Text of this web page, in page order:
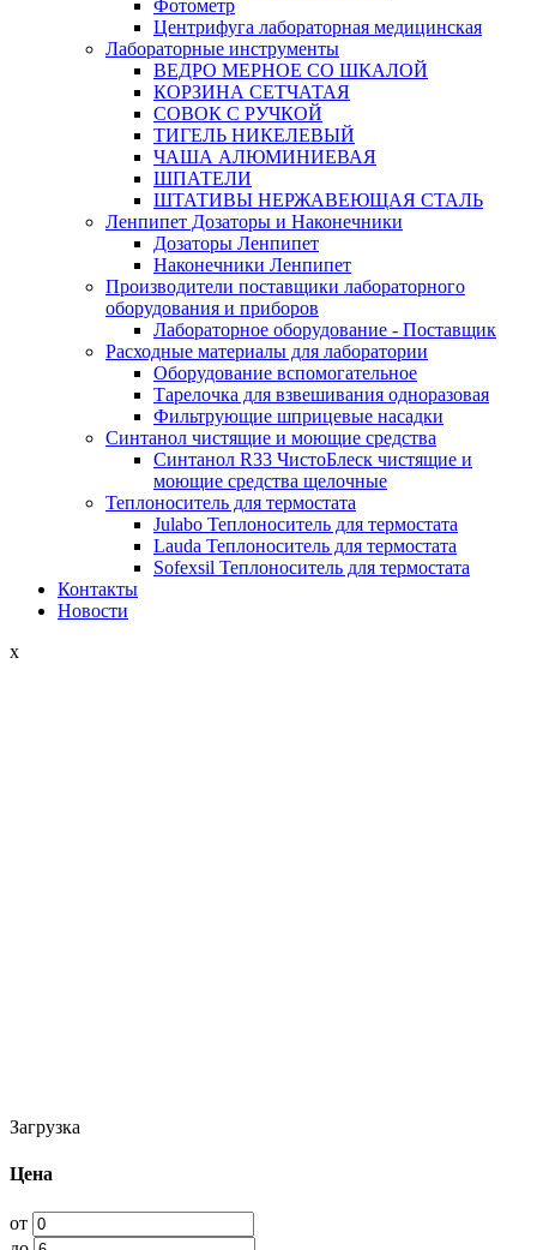
Фотометр
Центрифуга лабораторная медицинская
Лабораторные инструменты
ВЕДРО МЕРНОЕ СО ШКАЛОЙ
КОРЗИНА СЕТЧАТАЯ
СОВОК С РУЧКОЙ
ТИГЕЛЬ НИКЕЛЕВЫЙ
ЧАША АЛЮМИНИЕВАЯ
ШПАТЕЛИ
ШТАТИВЫ НЕРЖАВЕЮЩАЯ СТАЛЬ
Ленпипет Дозаторы и Наконечники
Дозаторы Ленпипет
Наконечники Ленпипет
Производители поставщики лабораторного
оборудования и приборов
Лабораторное оборудование - Поставщик
Расходные материалы для лаборатории
Оборудование вспомогательное
Тарелочка для взвешивания одноразовая
Фильтрующие шприцевые насадки
Синтанол чистящие и моющие средства
Синтанол R33 ЧистоБлеск чистящие и
моющие средства щелочные
Теплоноситель для термостата
Julabo Теплоноситель для термостата
Lauda Теплоноситель для термостата
Sofexsil Теплоноситель для термостата
Контакты
Новости
x
Загрузка
Цена
от